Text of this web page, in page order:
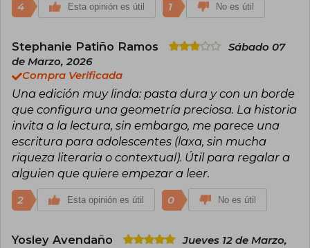
4 Esta opinión es útil 1 No es útil
Stephanie Patiño Ramos
Sábado 07
de Marzo, 2026
Compra Verificada
Una edición muy linda: pasta dura y con un borde
que configura una geometría preciosa. La historia
invita a la lectura, sin embargo, me parece una
escritura para adolescentes (laxa, sin mucha
riqueza literaria o contextual). Útil para regalar a
alguien que quiere empezar a leer.
2 Esta opinión es útil 0 No es útil
Yosley Avendaño
Jueves 12 de Marzo,